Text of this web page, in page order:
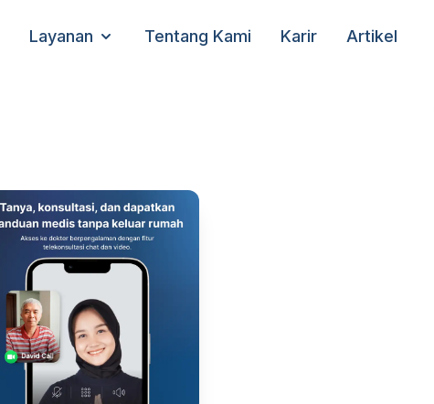
Layanan Tentang Kami Karir Artikel